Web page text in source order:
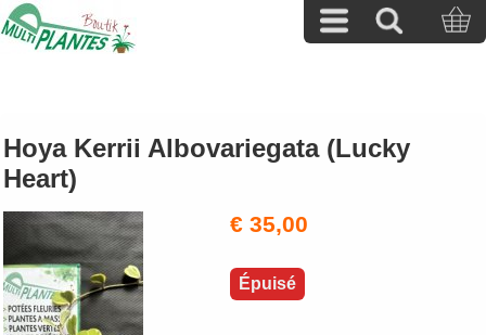
Hoya Kerrii Albovariegata (Lucky
Heart)
€ 35,00
Épuisé